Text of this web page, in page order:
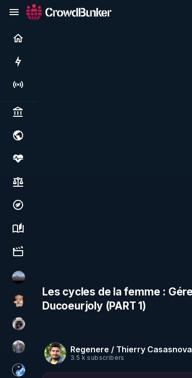
Live
Politics & institutions
Society, justice & freedoms
Economy, environment & technology
Science, history & spirituality
Culture, media & entertainment
michel lanceur alerte
DataCenter
Priscane
Nicolas BOUVIER
Chercheur de vérité
Les cycles de la femme :
Ducoeurjoly (PART 1)
Regenere / Thierry
3.5 k subscribers